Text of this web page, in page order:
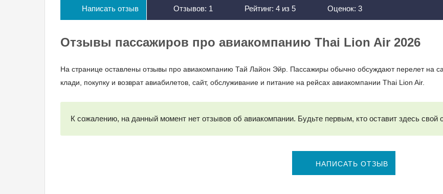
Написать отзыв Отзывов: 1 Рейтинг: 4 из 5 Оценок: 3
Отзывы пассажиров про авиакомпанию Thai Lion Air 2026
На странице оставлены отзывы про авиакомпанию Тай Лайон Эйр. Пассажиры обычно обсуждают перелет на
клади, покупку и возврат авиабилетов, сайт, обслуживание и питание на рейсах авиакомпании Thai Lion Air.
К сожалению, на данный момент нет отзывов об авиакомпании. Будьте первым, кто оставит здесь свой
НАПИСАТЬ ОТЗЫВ